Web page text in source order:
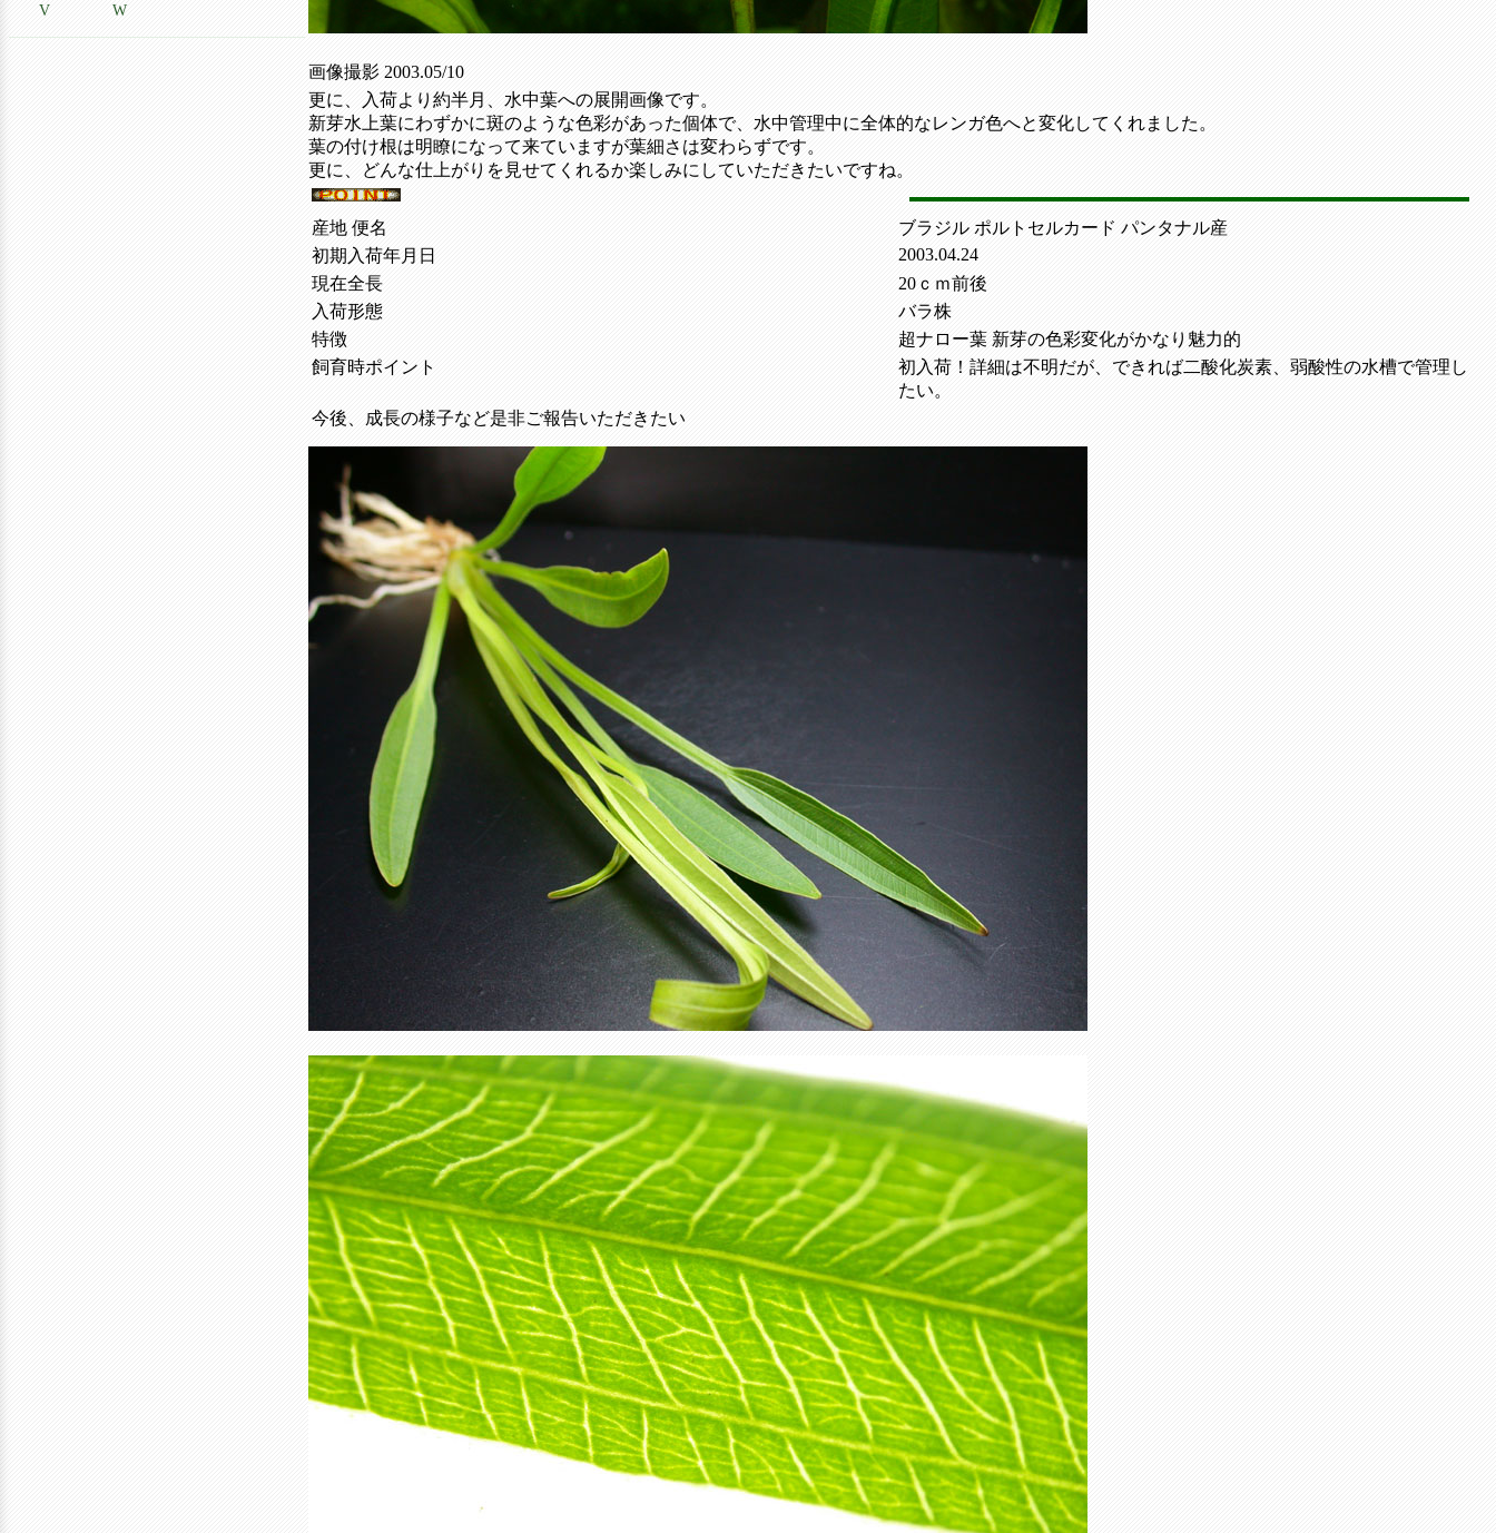
画像撮影 2003.05/10
更に、入荷より約半月、水中葉への展開画像です。
新芽水上葉にわずかに斑のような色彩があった個体で、水中管理中に全体的なレンガ色へと変化してくれました。
葉の付け根は明瞭になって来ていますが葉細さは変わらずです。
更に、どんな仕上がりを見せてくれるか楽しみにしていただきたいですね。
産地 便名
ブラジル ポルトセルカード パンタナル産
初期入荷年月日
2003.04.24
現在全長
20ｃｍ前後
入荷形態
バラ株
特徴
超ナロー葉 新芽の色彩変化がかなり魅力的
飼育時ポイント
初入荷！詳細は不明だが、できれば二酸化炭素、弱酸性の水槽で管理し
たい。
今後、成長の様子など是非ご報告いただきたい
V W